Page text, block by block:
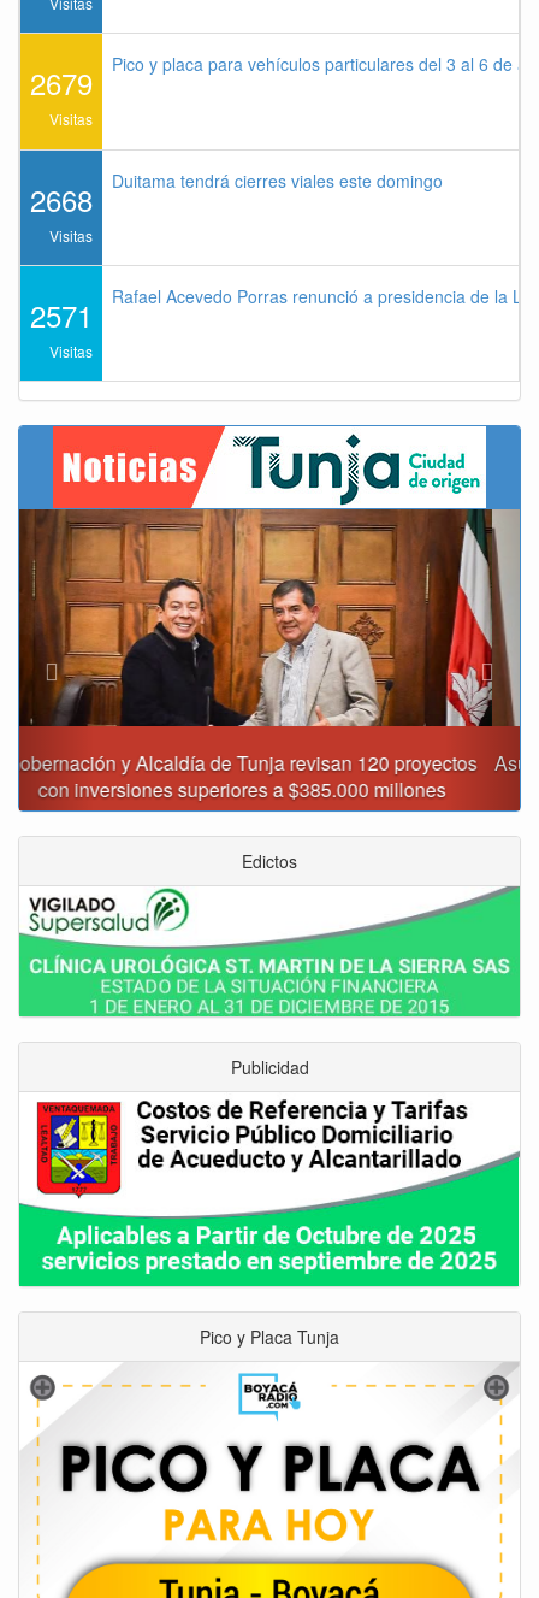
2679
Visitas
Pico y placa para vehículos particulares del 3 al 6 de
2668
Visitas
Duitama tendrá cierres viales este domingo
2571
Visitas
Rafael Acevedo Porras renunció a presidencia de la
Asumió funciones nuevo secretario de Medio Ambiente de
Tunja
Previous Next
Edictos
Publicidad
Pico y Placa Tunja